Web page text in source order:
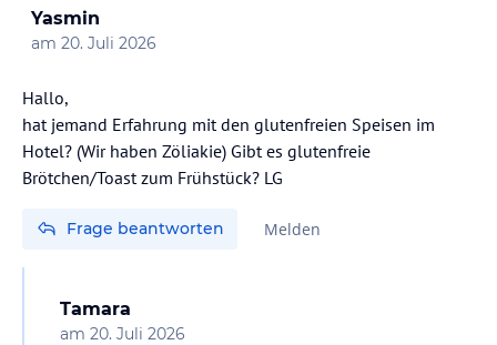
Yasmin
am 20. Juli 2026
Hallo,
hat jemand Erfahrung mit den glutenfreien Speisen im
Hotel? (Wir haben Zöliakie) Gibt es glutenfreie
Brötchen/Toast zum Frühstück? LG
Frage beantworten Melden
Tamara
am 20. Juli 2026